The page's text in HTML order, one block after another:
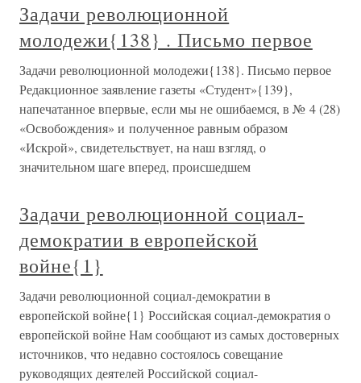
Задачи революционной
молодежи{138} . Письмо первое
Задачи революционной молодежи{138}. Письмо первое
Редакционное заявление газеты «Студент»{139},
напечатанное впервые, если мы не ошибаемся, в № 4 (28)
«Освобождения» и полученное равным образом
«Искрой», свидетельствует, на наш взгляд, о
значительном шаге вперед, происшедшем
Задачи революционной социал-
демократии в европейской
войне{1}
Задачи революционной социал-демократии в
европейской войне{1} Российская социал-демократия о
европейской войне Нам сообщают из самых достоверных
источников, что недавно состоялось совещание
руководящих деятелей Российской социал-